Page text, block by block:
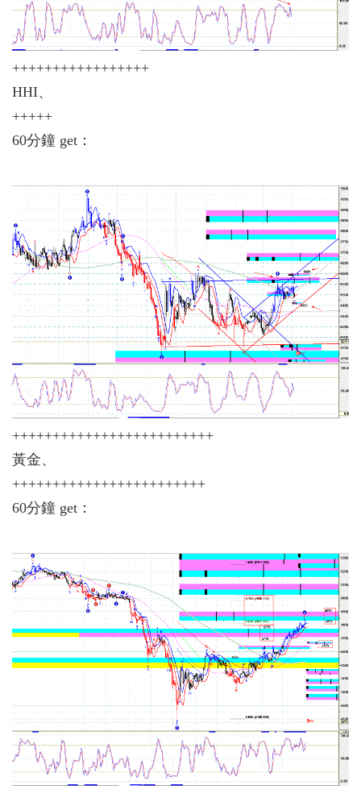
+++++++++++++++++
HHI、
+++++
60分鐘 get：
+++++++++++++++++++++++++
黃金、
++++++++++++++++++++++++
60分鐘 get：